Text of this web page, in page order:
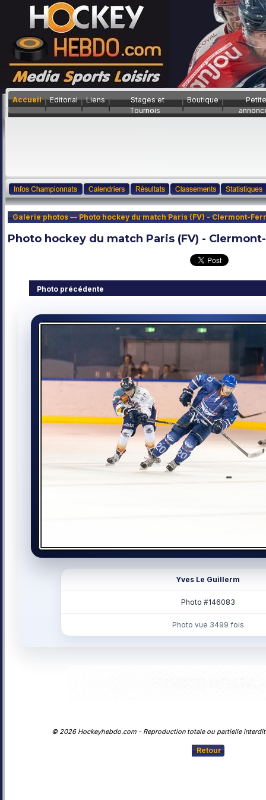
Accueil Editorial Liens
Stages et
Tournois
Boutique
Galerie photos — Photo hockey du match Paris (FV) - Clermont-
Photo hockey du match Paris (FV) - Clermont-
Photo précédente
Yves Le Guillerm
Photo #146083
Photo vue 3499 fois
© 2026 Hockeyhebdo.com - Reproduction totale ou partielle
Retour